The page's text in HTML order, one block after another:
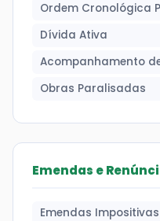
Ordem Cronológica
Dívida Ativa
Acompanhamento
Obras Paralisadas
Emendas e
Emendas Impositivas